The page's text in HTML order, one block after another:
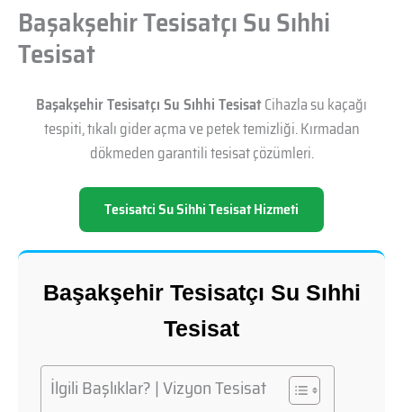
Başakşehir Tesisatçı Su Sıhhi
Tesisat
Başakşehir Tesisatçı Su Sıhhi TesisatCihazla su kaçağı
tespiti, tıkalı gider açma ve petek temizliği. Kırmadan
dökmeden garantili tesisat çözümleri.
Tesisatci Su Sihhi Tesisat Hizmeti
Başakşehir Tesisatçı Su Sıhhi
Tesisat
İlgili Başlıklar? | Vizyon Tesisat